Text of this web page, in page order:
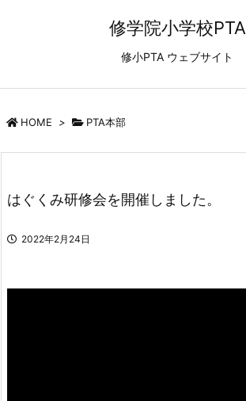
修学院小学校PTA
修小PTA ウェブサイト
HOME > PTA本部
はぐくみ研修会を開催しました。
2022年2月24日